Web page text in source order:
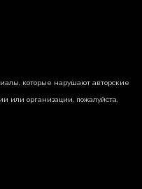
которые нарушают авторские
организации, пожалуйста,